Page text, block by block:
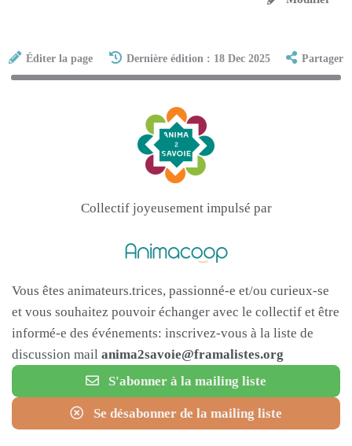
Éditer la page Dernière édition : 18 Dec 2025 Partager
Collectif joyeusement impulsé par
Vous êtes animateurs.trices, passionné-e et/ou curieux-se
et vous souhaitez pouvoir échanger avec le collectif et être
informé-e des événements: inscrivez-vous à la liste de
discussion mail anima2savoie@framalistes.org
S'abonner à la mailing liste
Se désabonner de la mailing liste